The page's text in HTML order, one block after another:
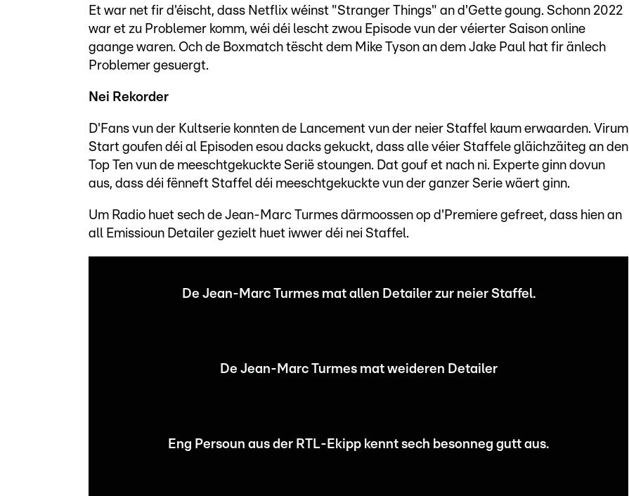
Et war net fir d'éischt, dass Netflix wéinst "Stranger Things" an d'Gette goung. Schonn 2022
war et zu Problemer komm, wéi déi lescht zwou Episode vun der véierter Saison online
gaange waren. Och de Boxmatch tëscht dem Mike Tyson an dem Jake Paul hat fir änlech
Problemer gesuergt.
Nei Rekorder
D'Fans vun der Kultserie konnten de Lancement vun der neier Staffel kaum erwaarden. Virum
Start goufen déi al Episoden esou dacks gekuckt, dass alle véier Staffele gläichzäiteg an den
Top Ten vun de meeschtgekuckte Serië stoungen. Dat gouf et nach ni. Experte ginn dovun
aus, dass déi fënneft Staffel déi meeschtgekuckte vun der ganzer Serie wäert ginn.
Um Radio huet sech de Jean-Marc Turmes därmoossen op d'Premiere gefreet, dass hien an
all Emissioun Detailer gezielt huet iwwer déi nei Staffel.
De Jean-Marc Turmes mat allen Detailer zur neier Staffel.
De Jean-Marc Turmes mat weideren Detailer
Eng Persoun aus der RTL-Ekipp kennt sech besonneg gutt aus.